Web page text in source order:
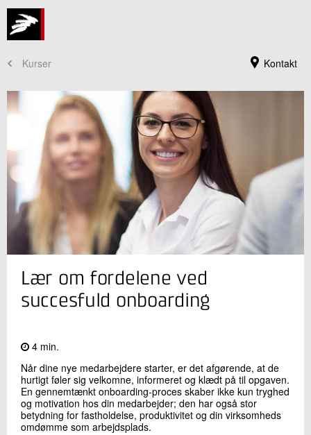
Kontakt
Kurser
+45 72 20 30 00
Send e-mail
Kontakt os
Lær om fordelene ved
succesfuld onboarding
4 min.
Når dine nye medarbejdere starter, er det afgørende, at de
hurtigt føler sig velkomne, informeret og klædt på til opgaven.
En gennemtænkt onboarding-proces skaber ikke kun tryghed
og motivation hos din medarbejder; den har også stor
betydning for fastholdelse, produktivitet og din virksomheds
omdømme som arbejdsplads.